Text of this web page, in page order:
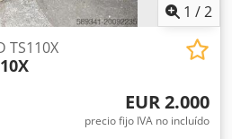
1 /2
TS110X
EUR 2.000
precio fijo IVA no incluído